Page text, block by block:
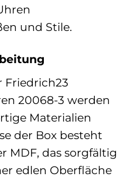
und Stile.
Friedrich23
20068-3 werden
Materialien
der Box besteht
MDF, das sorgfältig
edlen Oberfläche